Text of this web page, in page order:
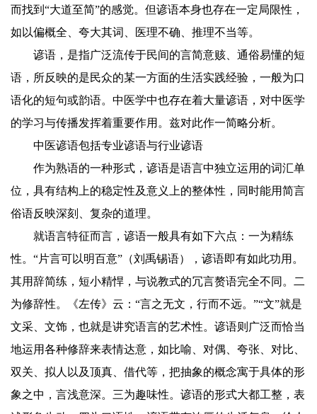
而找到“大道至简”的感觉。但谚语本身也存在一定局限性，
如以偏概全、夸大其词、医理不确、推理不当等。
谚语，是指广泛流传于民间的言简意赅、通俗易懂的短
语，所反映的是民众的某一方面的生活实践经验，一般为口
语化的短句或韵语。中医学中也存在着大量谚语，对中医学
的学习与传播发挥着重要作用。兹对此作一简略分析。
中医谚语包括专业谚语与行业谚语
作为熟语的一种形式，谚语是语言中独立运用的词汇单
位，具有结构上的稳定性及意义上的整体性，同时能用简言
俗语反映深刻、复杂的道理。
就语言特征而言，谚语一般具有如下六点：一为精练
性。“片言可以明百意”（刘禹锡语），谚语即有如此功用。
其用辞简练，短小精悍，与说教式的冗言赘语完全不同。二
为修辞性。《左传》云：“言之无文，行而不远。”“文”就是
文采、文饰，也就是讲究语言的艺术性。谚语则广泛而恰当
地运用各种修辞来表情达意，如比喻、对偶、夸张、对比、
双关、拟人以及顶真、借代等，把抽象的概念寓于具体的形
象之中，言浅意深。三为趣味性。谚语的形式大都工整，表